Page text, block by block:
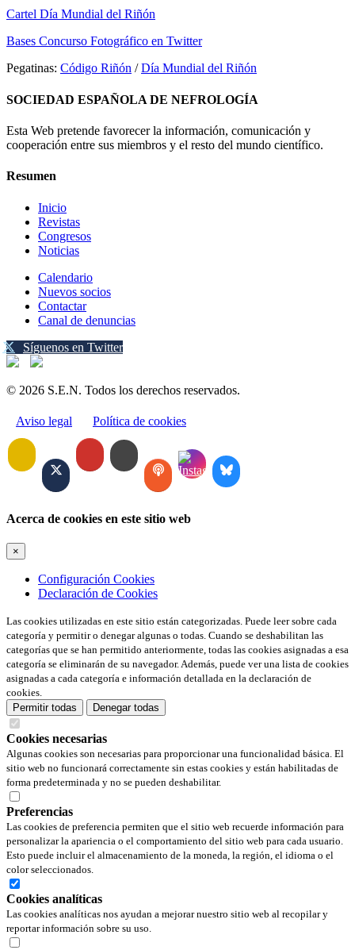
Cartel Día Mundial del Riñón
Bases Concurso Fotográfico en Twitter
Pegatinas: Código Riñón /Día Mundial del Riñón
SOCIEDAD ESPAÑOLA DE NEFROLOGÍA
Esta Web pretende favorecer la información, comunicación y
cooperación entre sus miembros y el resto del mundo científico.
Resumen
Inicio
Revistas
Congresos
Noticias
Calendario
Nuevos socios
Contactar
Canal de denuncias
Síguenos en Twitter
© 2026 S.E.N. Todos los derechos reservados.
Aviso legal Política de cookies
Acerca de cookies en este sitio web
×
Configuración Cookies
Declaración de Cookies
Las cookies utilizadas en este sitio están categorizadas. Puede leer sobre cada
categoría y permitir o denegar algunas o todas. Cuando se deshabilitan las
categorías que se han permitido anteriormente, todas las cookies asignadas a esa
categoría se eliminarán de su navegador. Además, puede ver una lista de cookies
asignadas a cada categoría e información detallada en la declaración de
cookies.
Permitir todas
Denegar todas
Cookies necesarias
Algunas cookies son necesarias para proporcionar una funcionalidad básica. El
sitio web no funcionará correctamente sin estas cookies y están habilitadas de
forma predeterminada y no se pueden deshabilitar.
Preferencias
Las cookies de preferencia permiten que el sitio web recuerde información para
personalizar la apariencia o el comportamiento del sitio web para cada usuario.
Esto puede incluir el almacenamiento de la moneda, la región, el idioma o el
color seleccionados.
Cookies analíticas
Las cookies analíticas nos ayudan a mejorar nuestro sitio web al recopilar y
reportar información sobre su uso.